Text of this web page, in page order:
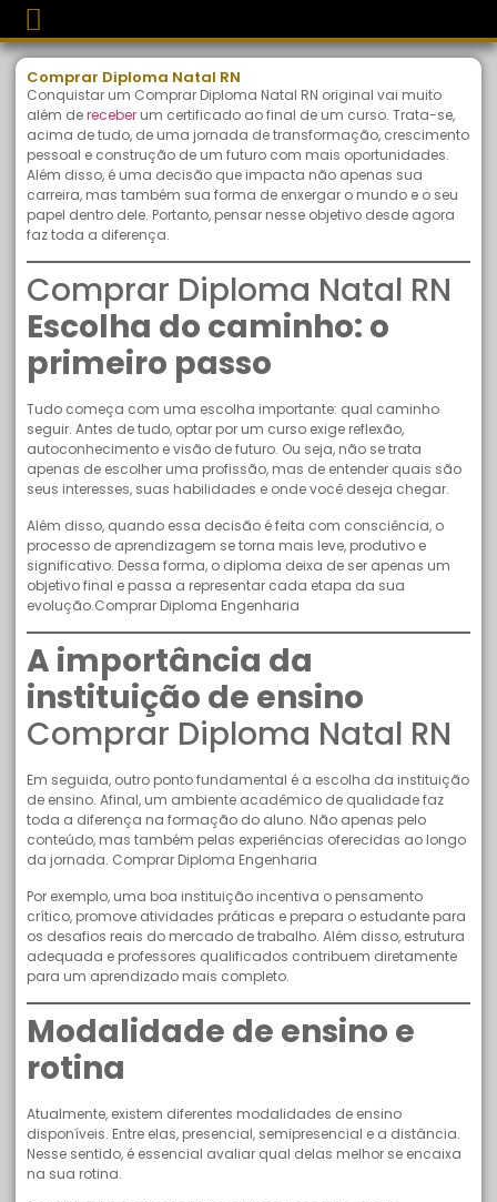
Comprar Diploma Natal RN
Conquistar um Comprar Diploma Natal RN original vai muito
além dereceber um certificado ao final de um curso. Trata-se,
acima de tudo, de uma jornada de transformação, crescimento
pessoal e construção de um futuro com mais oportunidades.
Além disso, é uma decisão que impacta não apenas sua
carreira, mas também sua forma de enxergar o mundo e o seu
papel dentro dele. Portanto, pensar nesse objetivo desde agora
faz toda a diferença.
Comprar Diploma Natal RN
Escolha do caminho: o
primeiro passo
Tudo começa com uma escolha importante: qual caminho
seguir. Antes de tudo, optar por um curso exige reflexão,
autoconhecimento e visão de futuro. Ou seja, não se trata
apenas de escolher uma profissão, mas de entender quais são
seus interesses, suas habilidades e onde você deseja chegar.
Além disso, quando essa decisão é feita com consciência, o
processo de aprendizagem se torna mais leve, produtivo e
significativo. Dessa forma, o diploma deixa de ser apenas um
objetivo final e passa a representar cada etapa da sua
evolução.Comprar Diploma Engenharia
A importância da
instituição de ensino
Comprar Diploma Natal RN
Em seguida, outro ponto fundamental é a escolha da instituição
de ensino. Afinal, um ambiente acadêmico de qualidade faz
toda a diferença na formação do aluno. Não apenas pelo
conteúdo, mas também pelas experiências oferecidas ao longo
da jornada. Comprar Diploma Engenharia
Por exemplo, uma boa instituição incentiva o pensamento
crítico, promove atividades práticas e prepara o estudante para
os desafios reais do mercado de trabalho. Além disso, estrutura
adequada e professores qualificados contribuem diretamente
para um aprendizado mais completo.
Modalidade de ensino e
rotina
Atualmente, existem diferentes modalidades de ensino
disponíveis. Entre elas, presencial, semipresencial e a distância.
Nesse sentido, é essencial avaliar qual delas melhor se encaixa
na sua rotina.